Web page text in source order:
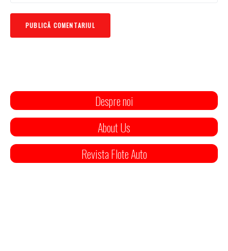
Despre noi
About Us
Revista Flote Auto